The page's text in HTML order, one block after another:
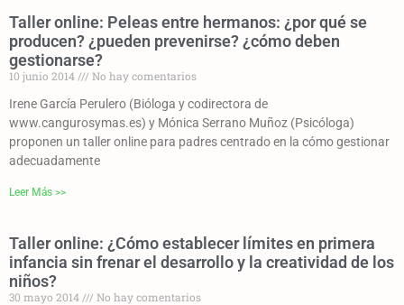
Taller online: Peleas entre hermanos: ¿por qué se
producen? ¿pueden prevenirse? ¿cómo deben
gestionarse?
10 junio 2014
No hay comentarios
Irene García Perulero (Bióloga y codirectora de
www.cangurosymas.es) y Mónica Serrano Muñoz (Psicóloga)
proponen un taller online para padres centrado en la cómo gestionar
adecuadamente
Leer Más >>
Taller online: ¿Cómo establecer límites en primera
infancia sin frenar el desarrollo y la creatividad de los
niños?
30 mayo 2014
No hay comentarios